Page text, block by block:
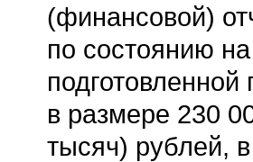
(финансовой)
по состоянию
в размере 230
тысяч) рублей,